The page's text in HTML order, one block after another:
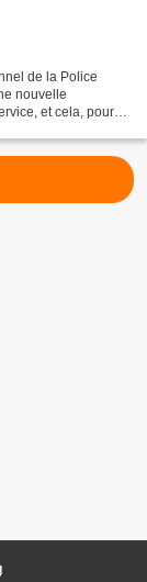
de la Police
nouvelle
et cela, pour la